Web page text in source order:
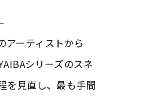
ーティストから
シリーズのスネ
を見直し、最も手間